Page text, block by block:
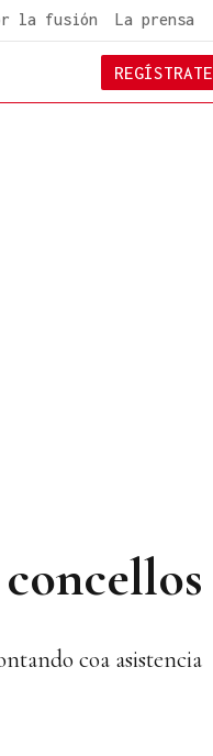
la fusión La prensa
REGÍSTRATE
coa asistencia